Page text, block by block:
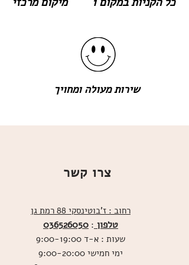
שירות מעולה ומחויך
צרו קשר
רחוב : ז'בוטינסקי 88 רמת גן
טלפון :
036526050
שעות : א-ד 9:00-19:00
ימי חמישי 9:00-20:00